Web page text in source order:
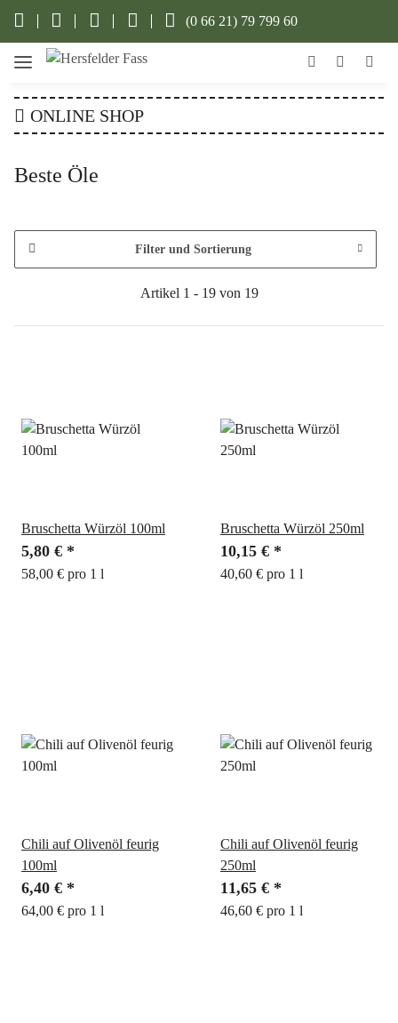
(0 66 21) 79 799 60
ONLINE SHOP
Beste Öle
Filter und Sortierung
Artikel 1 - 19 von 19
Bruschetta Würzöl 100ml
5,80 € *
58,00 € pro 1 l
Bruschetta Würzöl 250ml
10,15 € *
40,60 € pro 1 l
Chili auf Olivenöl feurig
100ml
6,40 € *
64,00 € pro 1 l
Chili auf Olivenöl feurig
250ml
11,65 € *
46,60 € pro 1 l